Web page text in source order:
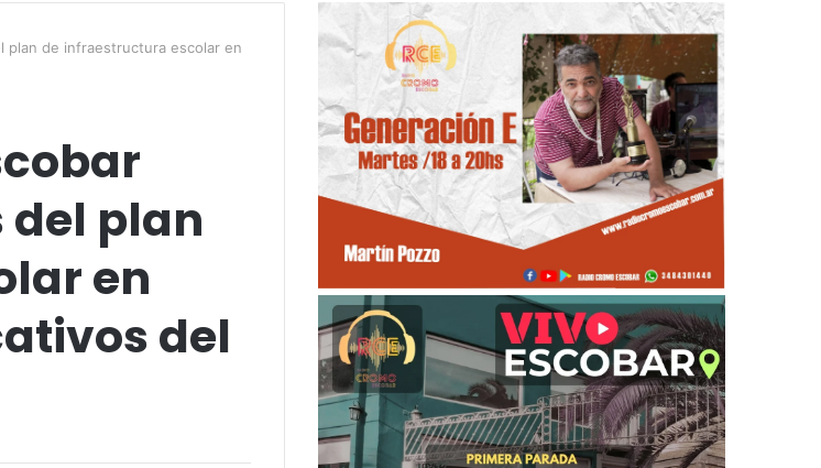
plan de infraestructura escolar en
del plan
en
del